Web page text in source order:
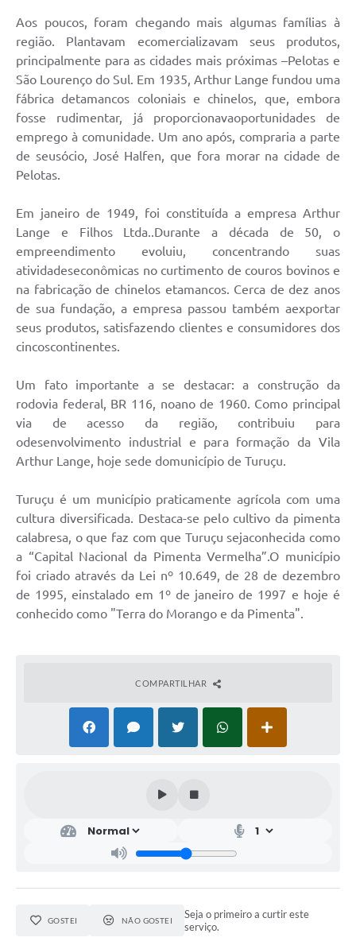
Aos poucos, foram chegando mais algumas famílias à
região. Plantavam ecomercializavam seus produtos,
principalmente para as cidades mais próximas –Pelotas e
São Lourenço do Sul. Em 1935, Arthur Lange fundou uma
fábrica detamancos coloniais e chinelos, que, embora
fosse rudimentar, já proporcionavaoportunidades de
emprego à comunidade. Um ano após, compraria a parte
de seusócio, José Halfen, que fora morar na cidade de
Pelotas.
Em janeiro de 1949, foi constituída a empresa Arthur
Lange e Filhos Ltda..Durante a década de 50, o
empreendimento evoluiu, concentrando suas
atividadeseconômicas no curtimento de couros bovinos e
na fabricação de chinelos etamancos. Cerca de dez anos
de sua fundação, a empresa passou também aexportar
seus produtos, satisfazendo clientes e consumidores dos
cincoscontinentes.
Um fato importante a se destacar: a construção da
rodovia federal, BR 116, noano de 1960. Como principal
via de acesso da região, contribuiu para
odesenvolvimento industrial e para formação da Vila
Arthur Lange, hoje sede domunicípio de Turuçu.
Turuçu é um município praticamente agrícola com uma
cultura diversificada. Destaca-se pelo cultivo da pimenta
calabresa, o que faz com que Turuçu sejaconhecida como
a “Capital Nacional da Pimenta Vermelha”.O município
foi criado através da Lei nº 10.649, de 28 de dezembro
de 1995, einstalado em 1º de janeiro de 1997 e hoje é
conhecido como "Terra do Morango e da Pimenta".
COMPARTILHAR
GOSTEI NÃO GOSTEI
Seja o primeiro a curtir este
serviço.